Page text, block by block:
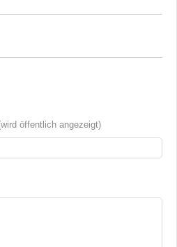
öffentlich angezeigt)